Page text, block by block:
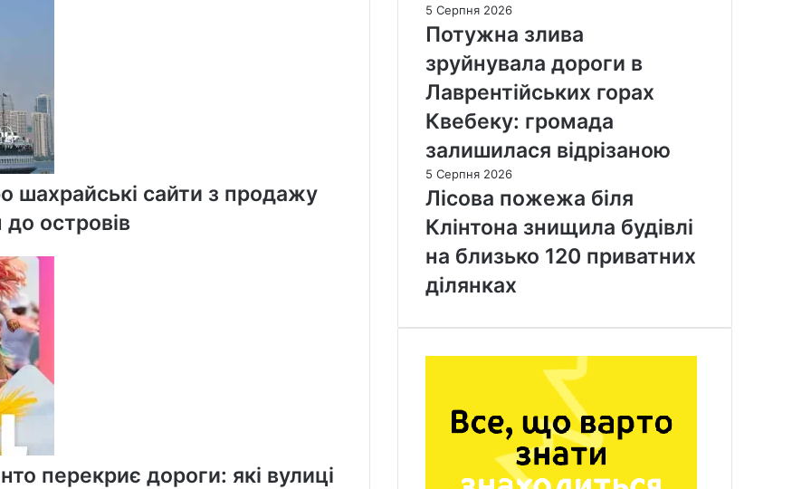
шахрайські сайти з продажу
островів
перекриє дороги: які вулиці
5 Серпня 2026
Потужна злива
зруйнувала дороги в
Лаврентійських горах
Квебеку: громада
залишилася відрізаною
5 Серпня 2026
Лісова пожежа біля
Клінтона знищила будівлі
на близько 120 приватних
ділянках